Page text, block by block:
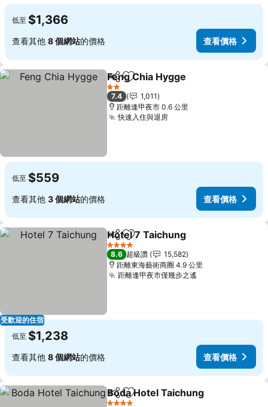
低至 $1,366
查看其他 8 個網站的價格 查看價格
分享 加入我的最愛
Feng Chia Hygge
2 星級
7.4
1,011
距離逢甲夜市 0.6 公里
快速入住與退房查看價格
低至 $559
查看其他 3 個網站的價格 查看價格
受歡迎的住宿
分享 加入我的最愛
Hotel 7 Taichung
4 星級
8.6 超級讚
15,582
距離東海藝術商圈 4.9 公里
距離逢甲夜市僅幾步之遙
低至 $1,238
查看其他 8 個網站的價格 查看價格
分享 加入我的最愛
Boda Hotel Taichung